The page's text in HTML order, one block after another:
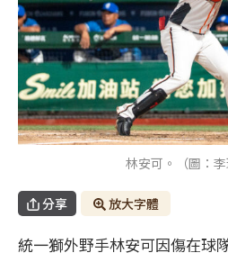
林安可。（圖：李
分享 放大字體
統一獅外野手林安可因傷在球